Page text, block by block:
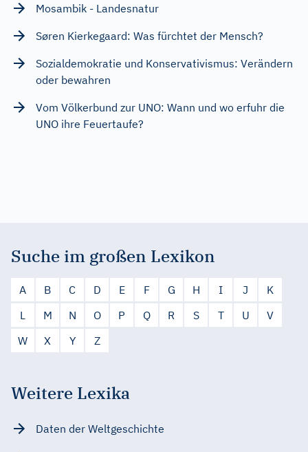
Mosambik - Landesnatur
Søren Kierkegaard: Was fürchtet der Mensch?
Sozialdemokratie und Konservativismus: Verändern
oder bewahren
Vom Völkerbund zur UNO: Wann und wo erfuhr die
UNO ihre Feuertaufe?
Suche im großen Lexikon
A B C D E F G H I J
K
L
M N O P Q R S T U
V
W
X Y Z
Weitere Lexika
Daten der Weltgeschichte